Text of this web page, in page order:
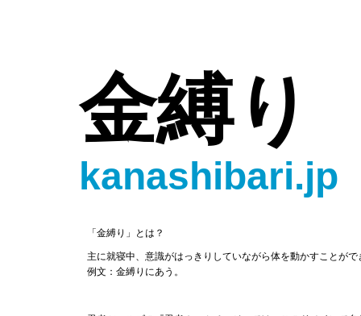
金縛り
kanashibari.jp
「金縛り」とは？
主に就寝中、意識がはっきりしていながら体を動かすことが
例文：金縛りにあう。